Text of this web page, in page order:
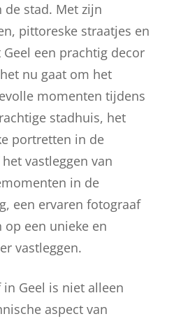
de stad. Met zijn
pittoreske straatjes en
een prachtig decor
nu gaat om het
momenten tijdens
stadhuis, het
portretten in de
vastleggen van
in de
een ervaren fotograaf
op een unieke en
vastleggen.
Geel is niet alleen
aspect van